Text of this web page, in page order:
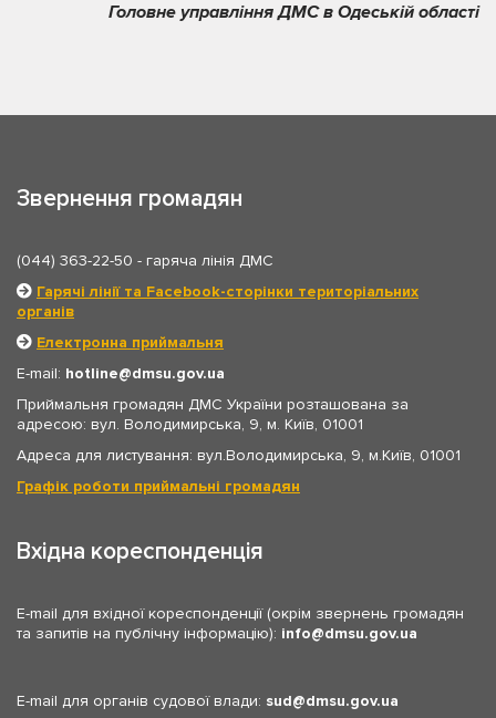
Головне управління ДМС в Одеській області
Звернення громадян
(044) 363-22-50 - гаряча лінія ДМС
Гарячі лінії та Facebook-сторінки територіальних
органів
Електронна приймальня
E-mail: hotline
dmsu.gov.ua
Приймальня громадян ДМС України розташована за
адресою: вул. Володимирська, 9, м. Київ, 01001
Адреса для листування: вул.Володимирська, 9, м.Київ, 01001
Графік роботи приймальні громадян
Вхідна кореспонденція
E-mail для вхідної кореспонденції (окрім звернень громадян
та запитів на публічну інформацію): info dmsu.gov.ua
E-mail для органів судової влади: sud dmsu.gov.ua